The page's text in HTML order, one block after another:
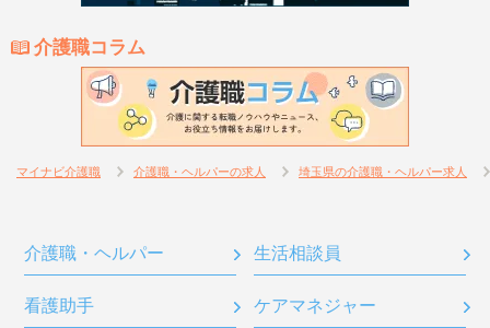
介護職コラム
マイナビ介護職 介護職・ヘルパーの求人 埼玉県の介護職・ヘルパー求人
介護職・ヘルパー 生活相談員
看護助手 ケアマネジャー